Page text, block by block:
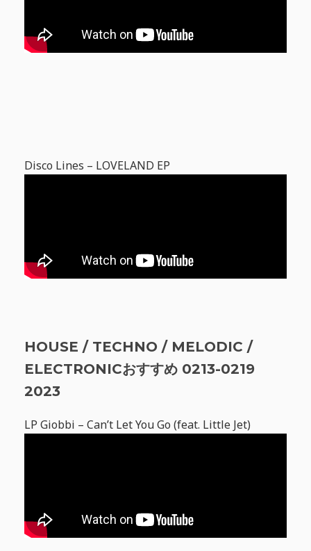
Disco Lines – LOVELAND EP
HOUSE / TECHNO / MELODIC /
ELECTRONICおすすめ 0213-0219
2023
LP Giobbi – Can’t Let You Go (feat. Little Jet)